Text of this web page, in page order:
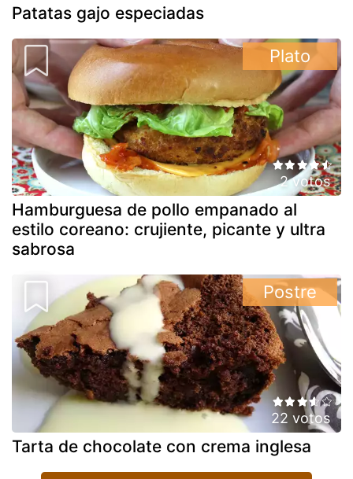
Patatas gajo especiadas
2 votos
Hamburguesa de pollo empanado al
estilo coreano: crujiente, picante y ultra
sabrosa
Plato
22 votos
Tarta de chocolate con crema inglesa
Postre